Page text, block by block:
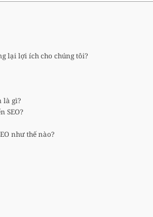
lại lợi ích cho chúng tôi?
là gì?
SEO?
như thế nào?